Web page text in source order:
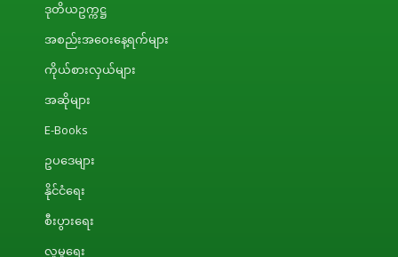
ဒုတိယဥက္ကဋ္ဌ
အစည်းအဝေးနေ့ရက်များ
ကိုယ်စားလှယ်များ
အဆိုများ
E-Books
ဥပဒေများ
နိုင်ငံရေး
စီးပွားရေး
လူမှုရေး